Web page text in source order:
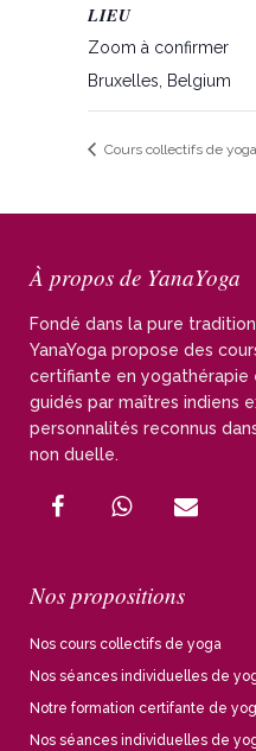
LIEU
Zoom à confirmer
Bruxelles, Belgium
Cours collectifs de yoga
À propos de YanaYoga
Fondé dans la pure
YanaYoga propose des
certifiante en
guidés par maîtres indiens
personnalités reconnus
non duelle.
Nos propositions
Nos cours collectifs de yoga
Nos séances individuelles de
Notre formation certifante de
Nos séances individuelles de